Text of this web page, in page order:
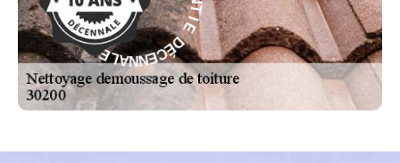
G
A
R
A
N
T
I
E D
É
C
E
N
N
A
L
E
-